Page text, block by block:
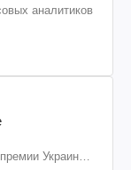
аналитиков
Украины